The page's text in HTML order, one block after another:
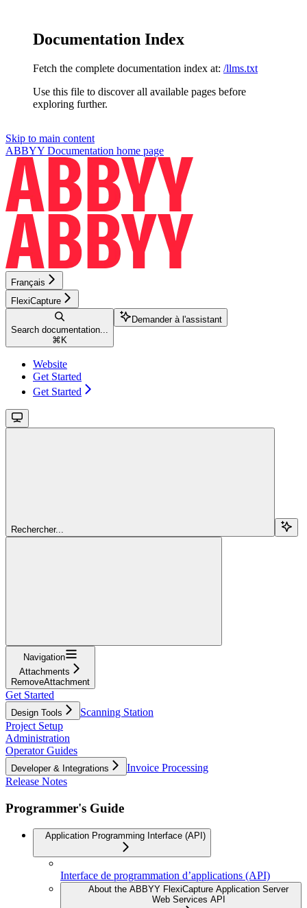
Documentation Index
Fetch the complete documentation index at: /llms.txt
Use this file to discover all available pages before
exploring further.
Skip to main content
ABBYY Documentation home page
Français
FlexiCapture
Search documentation...
⌘ K
Demander à l'assistant
Website
Get Started
Get Started
Rechercher...
Navigation
Attachments
RemoveAttachment
Get Started
Design Tools
Scanning Station
Project Setup
Administration
Operator Guides
Developer & Integrations
Invoice Processing
Release Notes
Programmer's Guide
Application Programming Interface (API)
Interface de programmation d’applications (API)
About the ABBYY FlexiCapture Application Server
Web Services API